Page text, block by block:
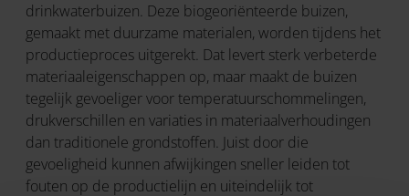
drinkwaterbuizen. Deze biogeoriënteerde buizen,
gemaakt met duurzame materialen, worden tijdens het
productieproces uitgerekt. Dat levert sterk verbeterde
materiaaleigenschappen op, maar maakt de buizen
tegelijk gevoeliger voor temperatuurschommelingen,
drukverschillen en variaties in materiaalverhoudingen
dan traditionele grondstoffen. Juist door die
gevoeligheid kunnen afwijkingen sneller leiden tot
fouten op de productielijn en uiteindelijk tot